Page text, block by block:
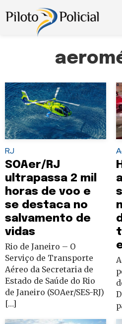
RJ
SOAer/RJ
ultrapassa 2 mil
horas de voo e
se destaca no
salvamento de
vidas
Rio de Janeiro – O
Serviço de Transporte
Aéreo da Secretaria de
Estado de Saúde do Rio
de Janeiro (SOAer/SES-RJ)
[…]